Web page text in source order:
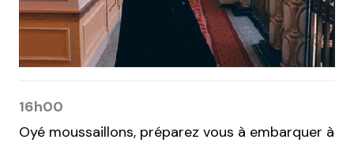
16h00
Oyé moussaillons, préparez vous à embarquer à